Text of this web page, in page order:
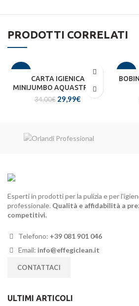
PRODOTTI CORRELATI
CARTA IGIENICA
MINIJUMBO AQUASTREAM
34,00€
Il prezzo
29,99€
29,99€.
Esperti in prodotti per la pulizia e per
professionale. Qualità e affidabilità a
competitivi.
Telefono: +39 081 901 046
Email: info@effegiclean.it
CONTATTACI
ULTIMI ARTICOLI